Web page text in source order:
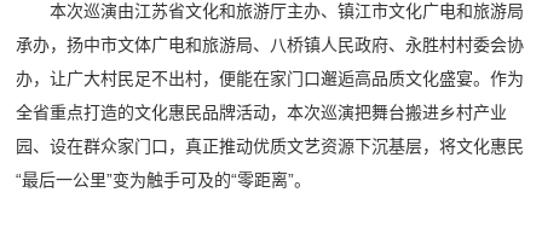
本次巡演由江苏省文化和旅游厅主办、镇江市文化广电和旅游局
承办，扬中市文体广电和旅游局、八桥镇人民政府、永胜村村委会协
办，让广大村民足不出村，便能在家门口邂逅高品质文化盛宴。作为
全省重点打造的文化惠民品牌活动，本次巡演把舞台搬进乡村产业
园、设在群众家门口，真正推动优质文艺资源下沉基层，将文化惠民
“最后一公里”变为触手可及的“零距离”。